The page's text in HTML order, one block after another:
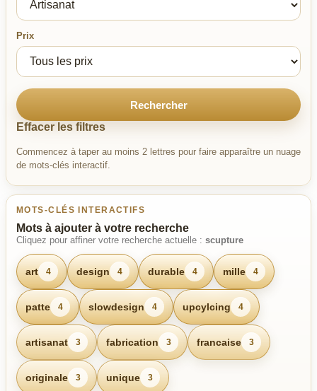
Prix
Rechercher
Effacer les filtres
Commencez à taper au moins 2 lettres pour faire apparaître un nuage
de mots-clés interactif.
MOTS-CLÉS INTERACTIFS
Mots à ajouter à votre recherche
Cliquez pour affiner votre recherche actuelle : scupture
art 4 design 4 durable 4 mille 4
patte 4 slowdesign 4 upcylcing 4
artisanat 3 fabrication 3 francaise 3
originale 3 unique 3